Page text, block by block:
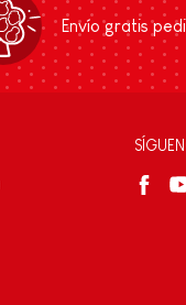
Envío gratis